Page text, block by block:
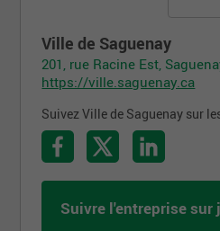
Ville de Saguenay
201, rue Racine Est,
https://ville.saguenay.ca
Suivez Ville de Saguenay sur
Suivre l'entreprise